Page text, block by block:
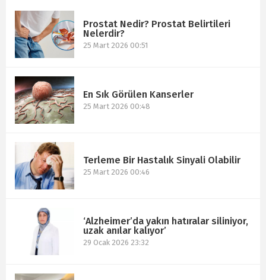
Prostat Nedir? Prostat Belirtileri
Nelerdir?
25 Mart 2026 00:51
En Sık Görülen Kanserler
25 Mart 2026 00:48
Terleme Bir Hastalık Sinyali Olabilir
25 Mart 2026 00:46
‘Alzheimer’da yakın hatıralar siliniyor,
uzak anılar kalıyor’
29 Ocak 2026 23:32